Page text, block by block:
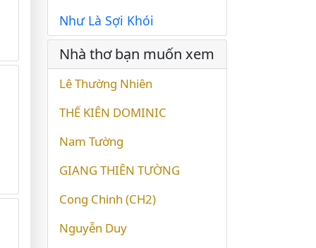
Như Là Sợi Khói
Nhà thơ bạn muốn xem
Lê Thường Nhiên
THẾ KIÊN DOMINIC
Nam Tường
GIANG THIÊN TƯỜNG
Cong Chinh (CH2)
Nguyễn Duy